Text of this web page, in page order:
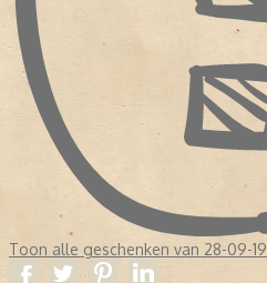
Toon alle geschenken van 28-09-